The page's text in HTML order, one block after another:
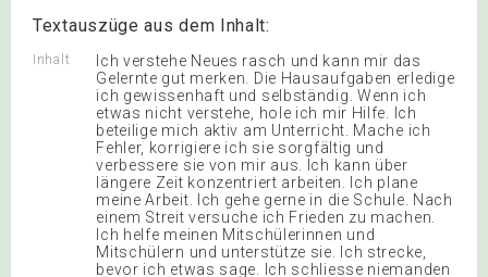
Textauszüge aus dem Inhalt:
Inhalt
Ich verstehe Neues rasch und kann mir das
Gelernte gut merken. Die Hausaufgaben erledige
ich gewissenhaft und selbständig. Wenn ich
etwas nicht verstehe, hole ich mir Hilfe. Ich
beteilige mich aktiv am Unterricht. Mache ich
Fehler, korrigiere ich sie sorgfältig und
verbessere sie von mir aus. Ich kann über
längere Zeit konzentriert arbeiten. Ich plane
meine Arbeit. Ich gehe gerne in die Schule. Nach
einem Streit versuche ich Frieden zu machen.
Ich helfe meinen Mitschülerinnen und
Mitschülern und unterstütze sie. Ich strecke,
bevor ich etwas sage. Ich schliesse niemanden